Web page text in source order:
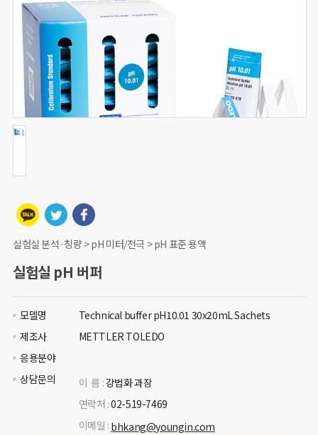
실험실 분석·칭량 > pH 미터/전극 > pH 표준 용액
실험실 pH 버퍼
모델명
Technical buffer pH10.01 30x20mL Sachets
제조사
METTLER TOLEDO
응용분야
상담문의
이 름 :강법화 과장
연락처 :02-519-7469
이메일 : bhkang@youngin.com